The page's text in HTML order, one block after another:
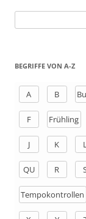
h
BEGRIFFE VON A-Z
A B
F Frühling
J K
QU R
Tempokontrollen